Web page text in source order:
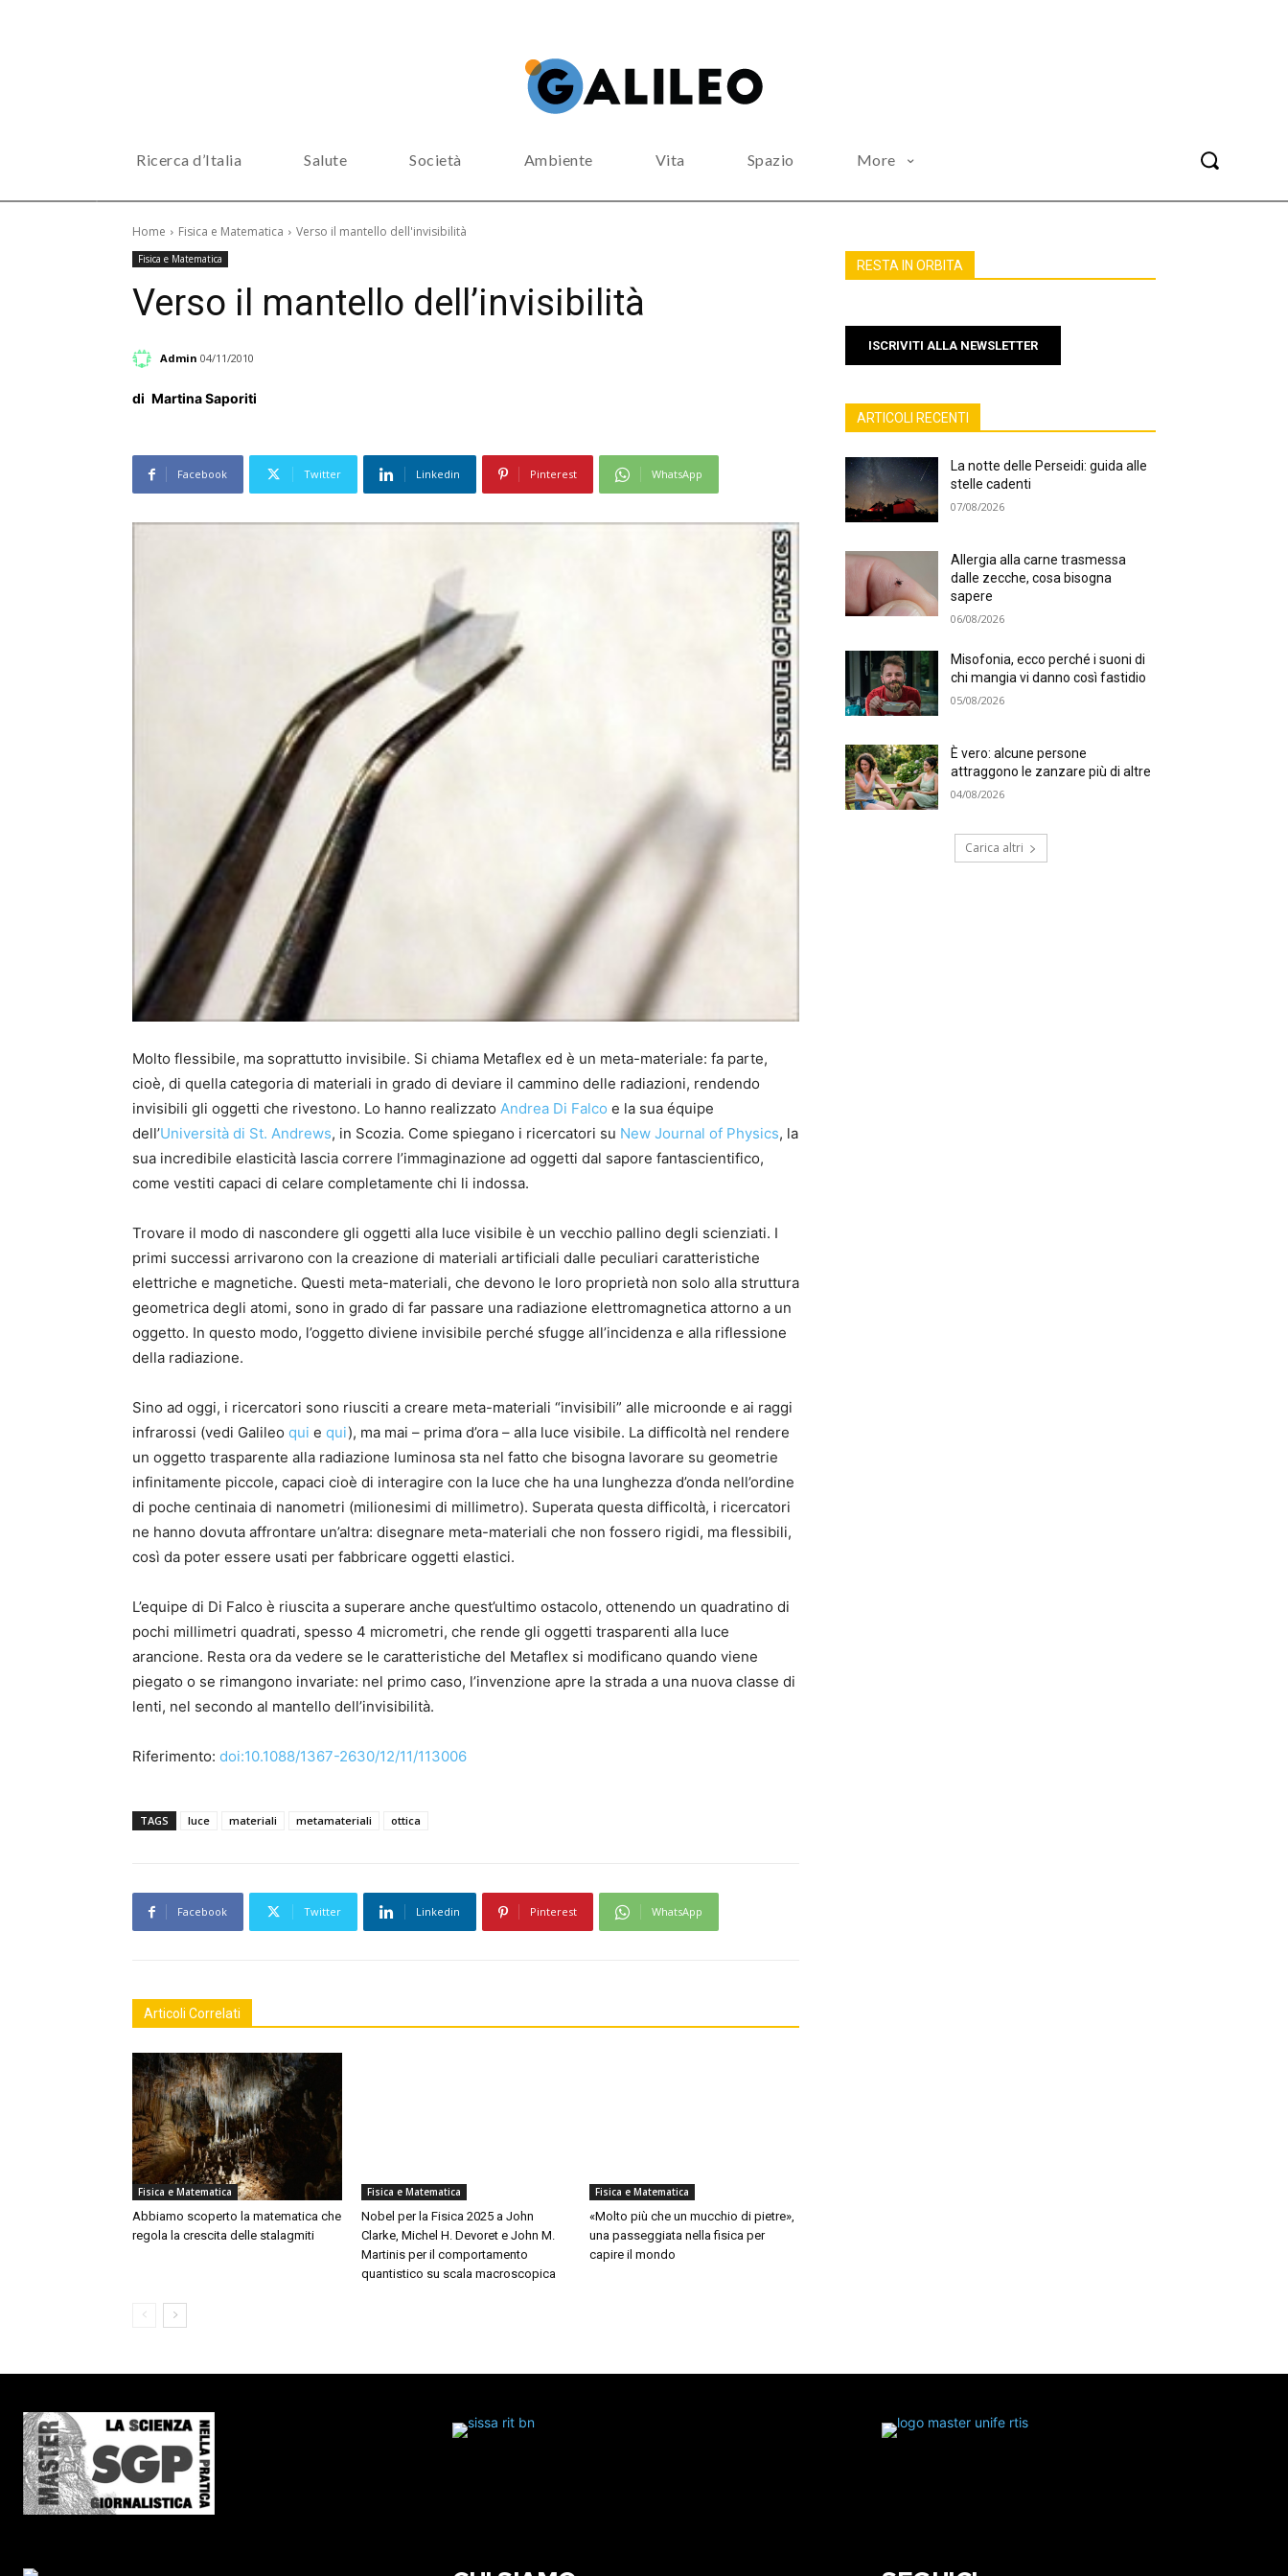
Ricerca d’Italia Salute Società Ambiente Vita Spazio More
Home Fisica e Matematica Verso il mantello dell'invisibilità
Fisica e Matematica
Verso il mantello dell’invisibilità
Admin 04/11/2010
di Martina Saporiti
Facebook Twitter Linkedin Pinterest WhatsApp
Molto flessibile, ma soprattutto invisibile. Si chiama Metaflex ed è un meta-materiale: fa parte,
cioè, di quella categoria di materiali in grado di deviare il cammino delle radiazioni, rendendo
invisibili gli oggetti che rivestono. Lo hanno realizzato Andrea Di Falco e la sua équipe
dell’Università di St. Andrews, in Scozia. Come spiegano i ricercatori su New Journal of Physics, la
sua incredibile elasticità lascia correre l’immaginazione ad oggetti dal sapore fantascientifico,
come vestiti capaci di celare completamente chi li indossa.
Trovare il modo di nascondere gli oggetti alla luce visibile è un vecchio pallino degli scienziati. I
primi successi arrivarono con la creazione di materiali artificiali dalle peculiari caratteristiche
elettriche e magnetiche. Questi meta-materiali, che devono le loro proprietà non solo alla struttura
geometrica degli atomi, sono in grado di far passare una radiazione elettromagnetica attorno a un
oggetto. In questo modo, l’oggetto diviene invisibile perché sfugge all’incidenza e alla riflessione
della radiazione.
Sino ad oggi, i ricercatori sono riusciti a creare meta-materiali “invisibili” alle microonde e ai raggi
infrarossi (vedi Galileo qui e qui), ma mai – prima d’ora – alla luce visibile. La difficoltà nel rendere
un oggetto trasparente alla radiazione luminosa sta nel fatto che bisogna lavorare su geometrie
infinitamente piccole, capaci cioè di interagire con la luce che ha una lunghezza d’onda nell’ordine
di poche centinaia di nanometri (milionesimi di millimetro). Superata questa difficoltà, i ricercatori
ne hanno dovuta affrontare un’altra: disegnare meta-materiali che non fossero rigidi, ma flessibili,
così da poter essere usati per fabbricare oggetti elastici.
L’equipe di Di Falco è riuscita a superare anche quest’ultimo ostacolo, ottenendo un quadratino di
pochi millimetri quadrati, spesso 4 micrometri, che rende gli oggetti trasparenti alla luce
arancione. Resta ora da vedere se le caratteristiche del Metaflex si modificano quando viene
piegato o se rimangono invariate: nel primo caso, l’invenzione apre la strada a una nuova classe di
lenti, nel secondo al mantello dell’invisibilità.
Riferimento: doi:10.1088/1367-2630/12/11/113006
TAGS luce materiali metamateriali ottica
Facebook Twitter Linkedin Pinterest WhatsApp
Articoli Correlati
Fisica e Matematica
Abbiamo scoperto la matematica che
regola la crescita delle stalagmiti
Fisica e Matematica
Nobel per la Fisica 2025 a John
Clarke, Michel H. Devoret e John M.
Martinis per il comportamento
quantistico su scala macroscopica
Fisica e Matematica
«Molto più che un mucchio di pietre»,
una passeggiata nella fisica per
capire il mondo
RESTA IN ORBITA
ISCRIVITI ALLA NEWSLETTER
ARTICOLI RECENTI
La notte delle Perseidi: guida alle
stelle cadenti
07/08/2026
Allergia alla carne trasmessa
dalle zecche, cosa bisogna
sapere
06/08/2026
Misofonia, ecco perché i suoni di
chi mangia vi danno così fastidio
05/08/2026
È vero: alcune persone
attraggono le zanzare più di altre
04/08/2026
Carica altri